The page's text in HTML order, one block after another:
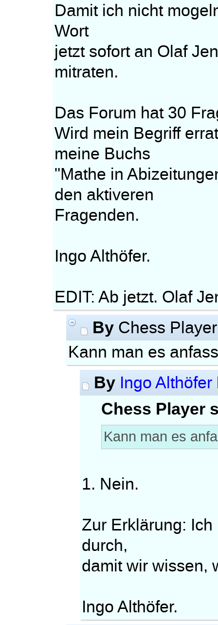
Damit ich nicht
Wort
jetzt sofort an Olaf
mitraten.
Das Forum hat 30
Wird mein Begriff
meine Buchs
"Mathe in
den aktiveren
Fragenden.
Ingo Althöfer.
EDIT: Ab jetzt. Olaf
By Chess
Kann man es
By Ingo Althöfer
Chess Player
Kann man es
1. Nein.
Zur Erklärung:
durch,
damit wir wissen,
Ingo Althöfer.